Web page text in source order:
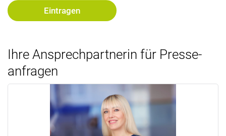
Ihre Ansprech­partnerin für Presse­
anfragen